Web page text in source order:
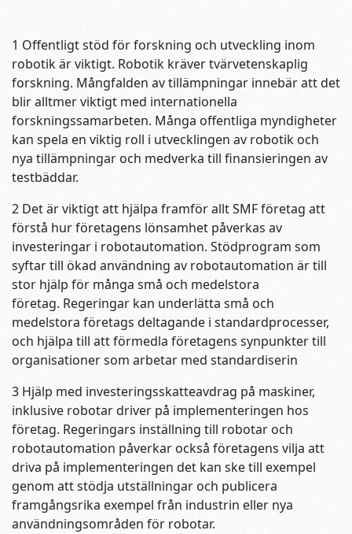
1 Offentligt stöd för forskning och utveckling inom
robotik är viktigt. Robotik kräver tvärvetenskaplig
forskning. Mångfalden av tillämpningar innebär att det
blir alltmer viktigt med internationella
forskningssamarbeten. Många offentliga myndigheter
kan spela en viktig roll i utvecklingen av robotik och
nya tillämpningar och medverka till finansieringen av
testbäddar.
2 Det är viktigt att hjälpa framför allt SMF företag att
förstå hur företagens lönsamhet påverkas av
investeringar i robotautomation. Stödprogram som
syftar till ökad användning av robotautomation är till
stor hjälp för många små och medelstora
företag. Regeringar kan underlätta små och
medelstora företags deltagande i standardprocesser,
och hjälpa till att förmedla företagens synpunkter till
organisationer som arbetar med standardiserin
3 Hjälp med investeringsskatteavdrag på maskiner,
inklusive robotar driver på implementeringen hos
företag. Regeringars inställning till robotar och
robotautomation påverkar också företagens vilja att
driva på implementeringen det kan ske till exempel
genom att stödja utställningar och publicera
framgångsrika exempel från industrin eller nya
användningsområden för robotar.